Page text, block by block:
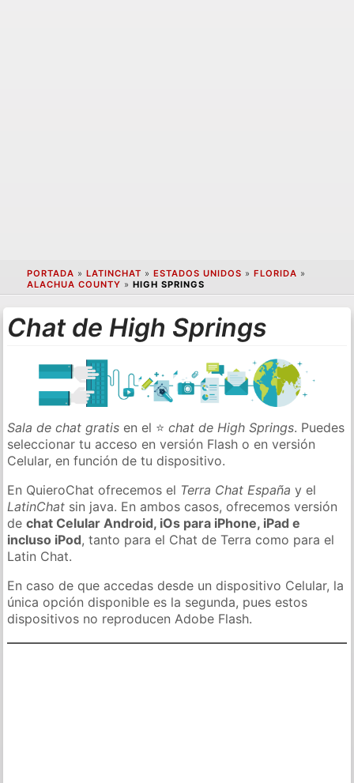
PORTADA » LATINCHAT » ESTADOS UNIDOS » FLORIDA »
ALACHUA COUNTY » HIGH SPRINGS
Chat de High Springs
Sala de chat gratis en el ⭐chat de High Springs. Puedes
seleccionar tu acceso en versión Flash o en versión
Celular, en función de tu dispositivo.
En QuieroChat ofrecemos el Terra Chat España y el
LatinChat sin java. En ambos casos, ofrecemos versión
dechat Celular Android, iOs para iPhone, iPad e
incluso iPod, tanto para el Chat de Terra como para el
Latin Chat.
En caso de que accedas desde un dispositivo Celular, la
única opción disponible es la segunda, pues estos
dispositivos no reproducen Adobe Flash.